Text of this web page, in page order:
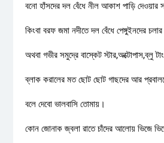
বনো হাঁসদের দল বেঁধে নীল আকাশ পাড়ি দেওয়ার
কিংবা বরফ জমা নদীতে দল বেঁধে পেঙ্গুইনদের
অথবা গভীর সমুদ্রে বাস্কেট স্টার,অক্টোপাস,ব্লু
ব্লাক করালের মত ছোট ছোট গাছদের আর
বলে দেবো ভালবাসি তোমায়।
কোন জোনাক জ্বলা রাতে চাঁদের আলোয় ভিজে